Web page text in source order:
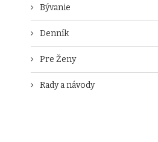
Bývanie
Denník
Pre Ženy
Rady a návody